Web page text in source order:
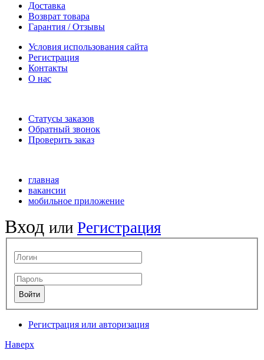
Доставка
Возврат товара
Гарантия / Отзывы
Условия использования сайта
Регистрация
Контакты
О нас
Статусы заказов
Обратный звонок
Проверить заказ
главная
вакансии
мобильное приложение
Вход или Регистрация
Регистрация или авторизация
Наверх